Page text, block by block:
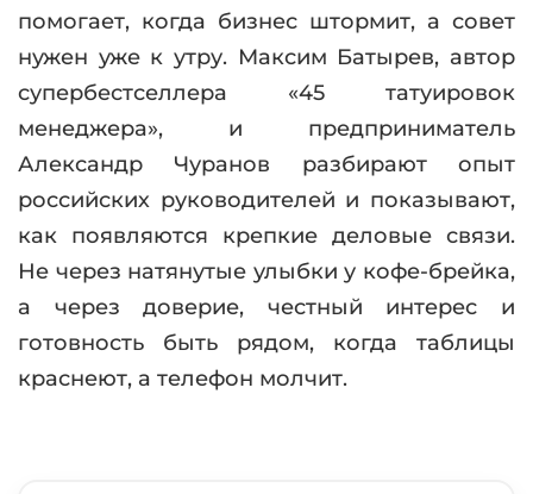
помогает, когда бизнес штормит, а совет
нужен уже к утру. Максим Батырев, автор
супербестселлера «45 татуировок
менеджера», и предприниматель
Александр Чуранов разбирают опыт
российских руководителей и показывают,
как появляются крепкие деловые связи.
Не через натянутые улыбки у кофе-брейка,
а через доверие, честный интерес и
готовность быть рядом, когда таблицы
краснеют, а телефон молчит.